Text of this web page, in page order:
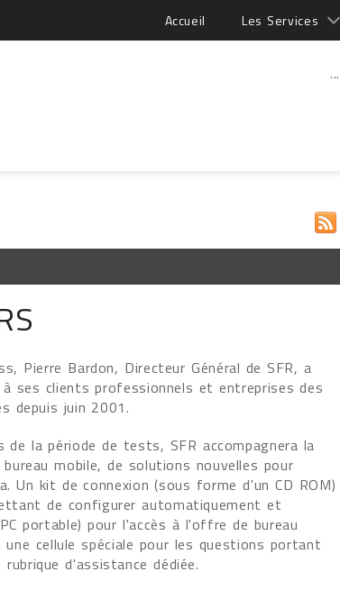
Accueil Les Services
...
Pierre Bardon, Directeur Général de SFR, a
ses clients professionnels et entreprises des
depuis juin 2001.
la période de tests, SFR accompagnera la
mobile, de solutions nouvelles pour
kit de connexion (sous forme d'un CD ROM)
de configurer automatiquement et
portable) pour l'accès à l'offre de bureau
cellule spéciale pour les questions portant
d'assistance dédiée.